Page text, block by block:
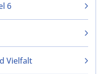
6
Vielfalt